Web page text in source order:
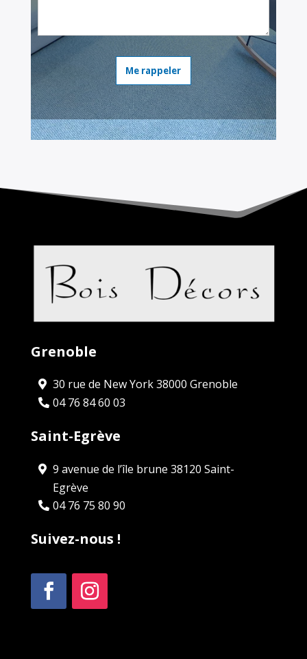
Me rappeler
Grenoble
30 rue de New York 38000 Grenoble
04 76 84 60 03
Saint-Egrève
9 avenue de l’île brune 38120 Saint-
Egrève
04 76 75 80 90
Suivez-nous !